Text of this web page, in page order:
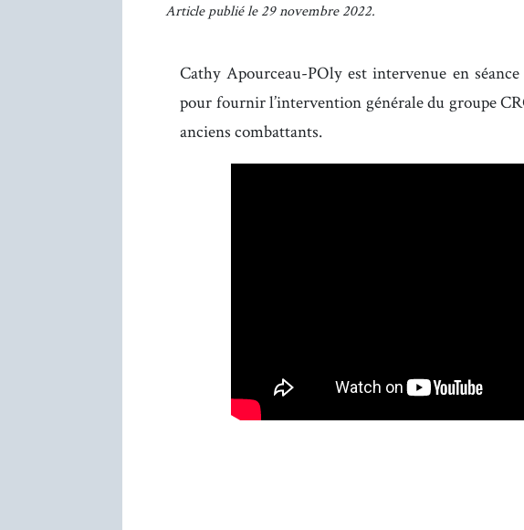
Article publié le 29 novembre 2022.
Cathy Apourceau-POly est intervenue en
pour fournir l’intervention générale du groupe
anciens combattants.